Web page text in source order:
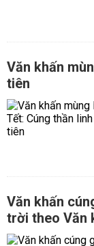
Văn khấn
tiên
Văn khấn
trời theo Văn